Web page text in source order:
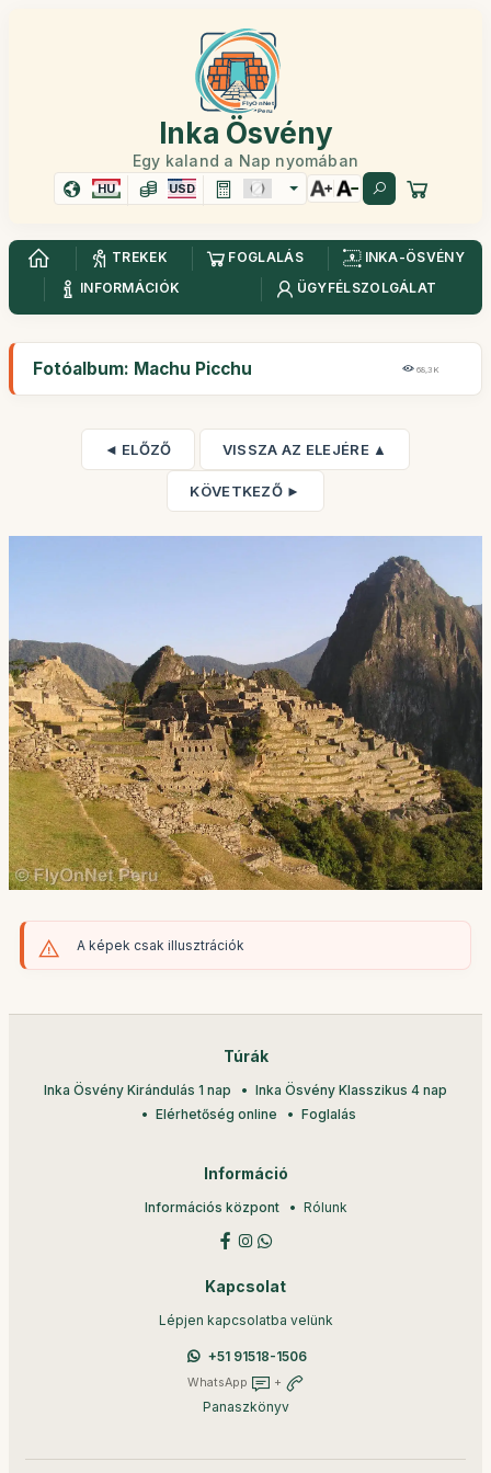
Inka Ösvény
Egy kaland a Nap nyomában
HU USD
TREKEK FOGLALÁS
INKA-ÖSVÉNY
INFORMÁCIÓK
ÜGYFÉLSZOLGÁLAT
Fotóalbum: Machu Picchu 68,3K
◄ ELŐZŐ VISSZA AZ ELEJÉRE ▲
KÖVETKEZŐ ►
A képek csak illusztrációk
Túrák
Inka Ösvény Kirándulás 1 nap
Inka Ösvény Klasszikus 4 nap
Elérhetőség online
Foglalás
Információ
Információs központ Rólunk
Kapcsolat
Lépjen kapcsolatba velünk
+51 91518-1506
WhatsApp +
Panaszkönyv